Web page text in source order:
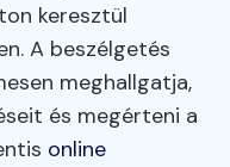
keresztül
A beszélgetés
meghallgatja,
és megérteni a
online